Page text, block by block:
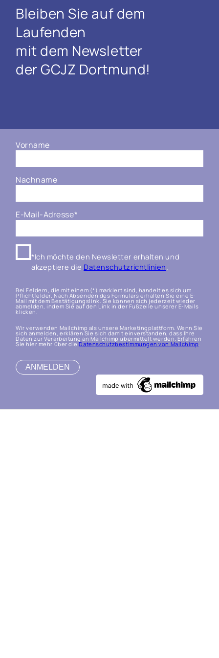
Bleiben Sie auf dem
Laufenden
mit dem Newsletter
der GCJZ Dortmund!
Vorname
Nachname
E-Mail-Adresse*
*Ich möchte den Newsletter erhalten und
akzeptiere die Datenschutzrichtlinien.
Bei Feldern, die mit einem (*) markiert sind, handelt es sich um
Pflichtfelder. Nach Absenden des Formulars erhalten Sie eine E-
Mail mit dem Bestätigungslink. Sie können sich jederzeit wieder
abmelden, indem Sie auf den Link in der Fußzeile unserer E-Mails
klicken.
Wir verwenden Mailchimp als unsere Marketingplattform. Wenn Sie
sich anmelden, erklären Sie sich damit einverstanden, dass Ihre
Daten zur Verarbeitung an Mailchimp übermittelt werden. Erfahren
Sie hier mehr über dieDatenschutzbestimmungen von Mailchimp.